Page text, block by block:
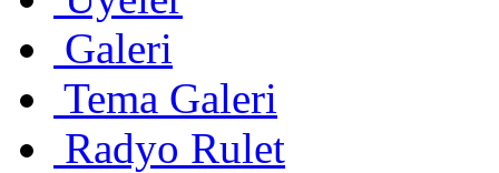
Galeri
Tema Galeri
Radyo Rulet